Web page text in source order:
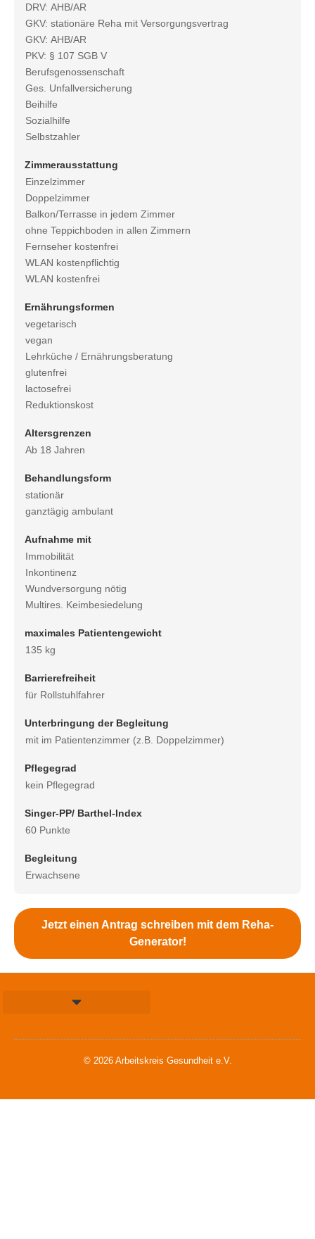
DRV: AHB/AR
GKV: stationäre Reha mit Versorgungsvertrag
GKV: AHB/AR
PKV: § 107 SGB V
Berufsgenossenschaft
Ges. Unfallversicherung
Beihilfe
Sozialhilfe
Selbstzahler
Zimmerausstattung
Einzelzimmer
Doppelzimmer
Balkon/Terrasse in jedem Zimmer
ohne Teppichboden in allen Zimmern
Fernseher kostenfrei
WLAN kostenpflichtig
WLAN kostenfrei
Ernährungsformen
vegetarisch
vegan
Lehrküche / Ernährungsberatung
glutenfrei
lactosefrei
Reduktionskost
Altersgrenzen
Ab 18 Jahren
Behandlungsform
stationär
ganztägig ambulant
Aufnahme mit
Immobilität
Inkontinenz
Wundversorgung nötig
Multires. Keimbesiedelung
maximales Patientengewicht
135 kg
Barrierefreiheit
für Rollstuhlfahrer
Unterbringung der Begleitung
mit im Patientenzimmer (z.B. Doppelzimmer)
Pflegegrad
kein Pflegegrad
Singer-PP/ Barthel-Index
60 Punkte
Begleitung
Erwachsene
Jetzt einen Antrag schreiben mit dem Reha-
Generator!
© 2026 Arbeitskreis Gesundheit e.V.